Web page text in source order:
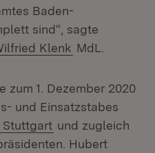
Baden-
sind“, sagte
Klenk MdL.
zum 1. Dezember 2020
und Einsatzstabes
Stuttgart (Öffnet in neuem
und zugleich
Hubert